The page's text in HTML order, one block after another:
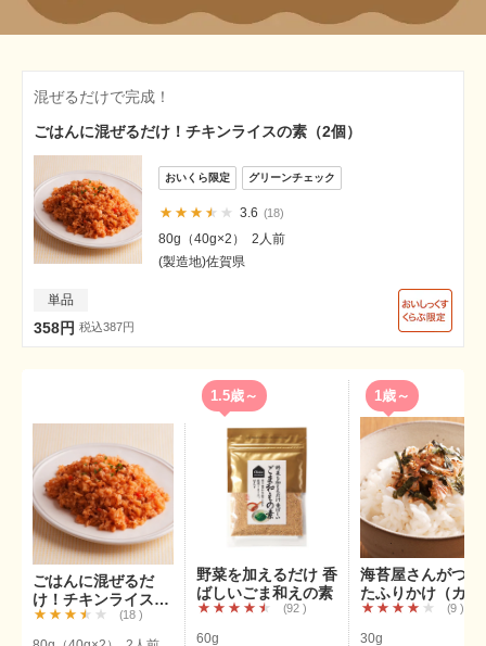
混ぜるだけで完成！
ごはんに混ぜるだけ！チキンライスの素（2個）
3.6 18
80g（40g×2） 2人前
(製造地)佐賀県
単品
358円 税込387円
ごはんに混ぜるだ
け！チキンライスの
素（2個）
18
1.5歳～
野菜を加えるだけ 香
ばしいごま和えの素
92
60g
1歳～
海苔屋さんがつく
たふりかけ（カツ
オ）
9
30g